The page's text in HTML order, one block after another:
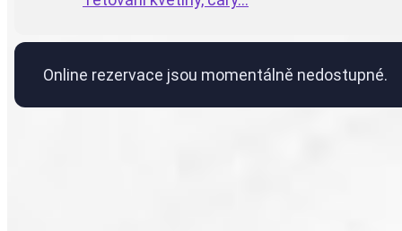
Online rezervace jsou momentálně nedostupné.